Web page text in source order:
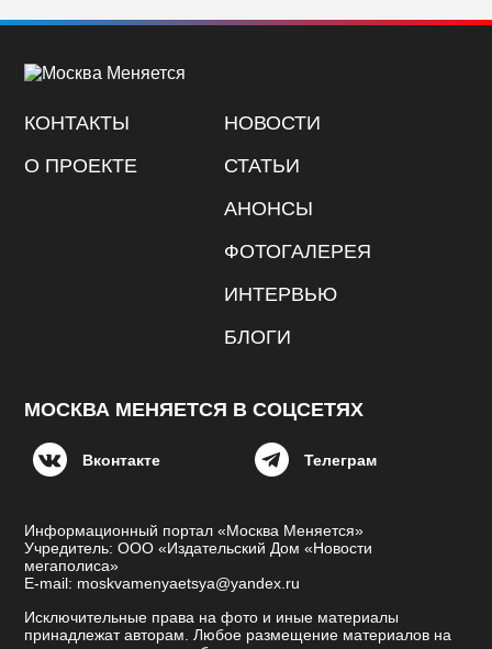
КОНТАКТЫ
О ПРОЕКТЕ
НОВОСТИ
СТАТЬИ
АНОНСЫ
ФОТОГАЛЕРЕЯ
ИНТЕРВЬЮ
БЛОГИ
МОСКВА МЕНЯЕТСЯ В СОЦСЕТЯХ
Вконтакте Телеграм
Информационный портал «Москва Меняется»
Учредитель: ООО «Издательский Дом «Новости
мегаполиса»
E-mail: moskvamenyaetsya@yandex.ru
Исключительные права на фото и иные материалы
принадлежат авторам. Любое размещение материалов на